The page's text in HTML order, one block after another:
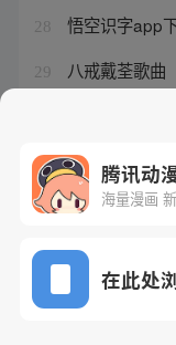
28 悟空识字app
29 八戒戴荃歌曲
腾讯动
海量漫画
在此处
网站备